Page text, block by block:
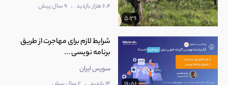
5:29
6.4 هزار بازدید . 9 سال پیش
شرایط لازم برای مهاجرت از طریق
برنامه نویسی ...
سورس ایران